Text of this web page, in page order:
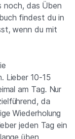
noch, das Üben
findest du in
wenn du mit
Lieber 10-15
am Tag. Nur
da
Wiederholung
jeden Tag ein
üben.